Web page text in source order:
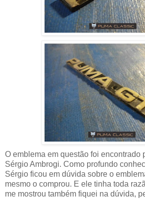
O emblema em questão foi encontrado
Sérgio Ambrogi. Como profundo
Sérgio ficou em dúvida sobre o
mesmo o comprou. E ele tinha toda
me mostrou também fiquei na dúvida,